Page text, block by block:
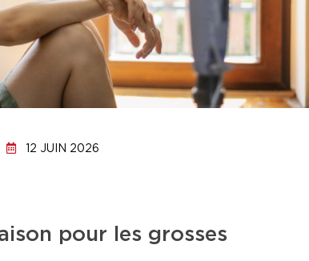
12 JUIN 2026
pour les grosses